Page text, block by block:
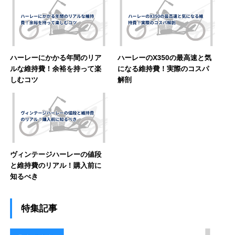
ハーレーにかかる年間のリア
ルな維持費！余裕を持って楽
しむコツ
ハーレーのX350の最高速と気
になる維持費！実際のコスパ
解剖
ヴィンテージハーレーの値段
と維持費のリアル！購入前に
知るべき
特集記事